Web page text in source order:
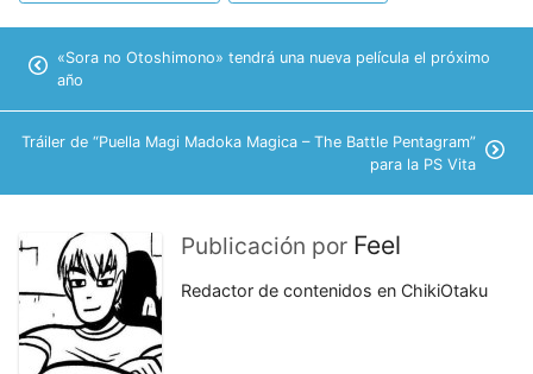
«Sora no Otoshimono» tendrá una nueva película el próximo
año
Tráiler de “Puella Magi Madoka Magica – The Battle Pentagram”
para la PS Vita
Publicación por Feel
Redactor de contenidos en ChikiOtaku